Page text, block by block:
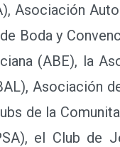
Asociación
Boda y
(ABE), la
Asociación
de la
el Club de